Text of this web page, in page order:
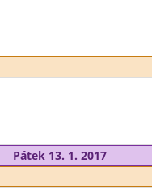
Pátek 13. 1. 2017